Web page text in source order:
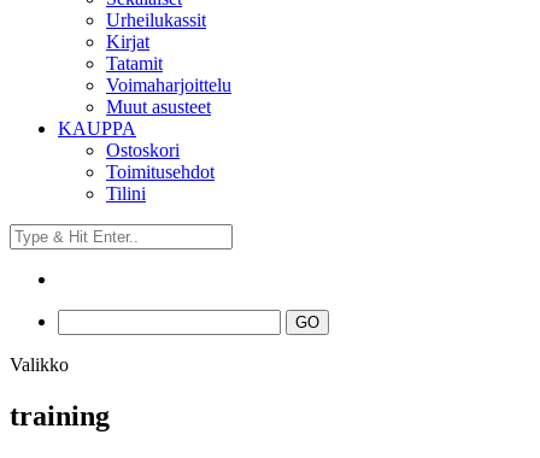
Urheilukassit
Kirjat
Tatamit
Voimaharjoittelu
Muut asusteet
KAUPPA
Ostoskori
Toimitusehdot
Tilini
Valikko
training